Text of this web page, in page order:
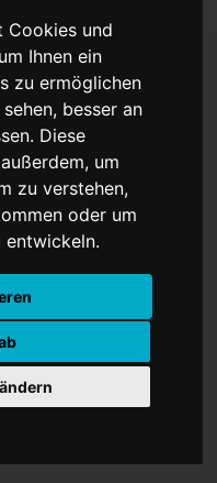
Cookies und
Ihnen ein
zu ermöglichen
besser an
Diese
um
zu verstehen,
oder um
entwickeln.
Film
2022